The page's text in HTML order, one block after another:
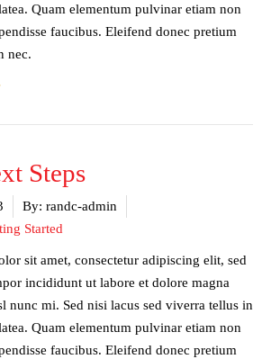
Quam elementum pulvinar etiam non
faucibus. Eleifend donec pretium
nec.
Steps
By: randc-admin
Started
sit amet, consectetur adipiscing elit, sed
incididunt ut labore et dolore magna
nunc mi. Sed nisi lacus sed viverra tellus in
Quam elementum pulvinar etiam non
faucibus. Eleifend donec pretium